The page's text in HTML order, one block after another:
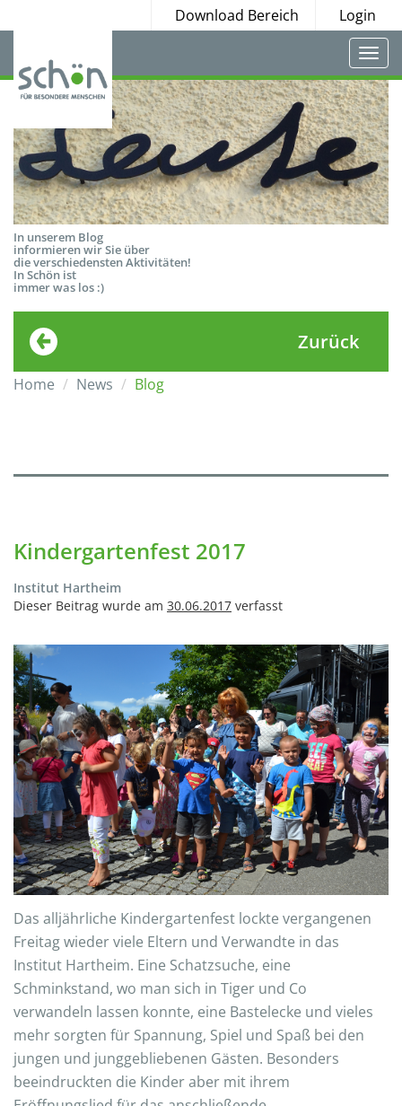
Download Bereich Login
In unserem Blog
informieren wir Sie über
die verschiedensten Aktivitäten!
In Schön ist
immer was los :)
Zurück
Home News Blog
Kindergartenfest 2017
Institut Hartheim
Dieser Beitrag wurde am 30.06.2017 verfasst
Das alljährliche Kindergartenfest lockte vergangenen
Freitag wieder viele Eltern und Verwandte in das
Institut Hartheim. Eine Schatzsuche, eine
Schminkstand, wo man sich in Tiger und Co
verwandeln lassen konnte, eine Bastelecke und vieles
mehr sorgten für Spannung, Spiel und Spaß bei den
jungen und junggebliebenen Gästen. Besonders
beeindruckten die Kinder aber mit ihrem